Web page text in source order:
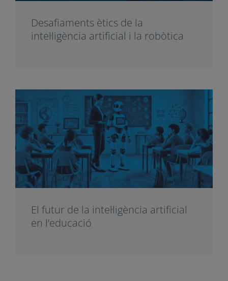
Desafiaments ètics de la
intel·ligència artificial i la robòtica
El futur de la intel·ligència artificial
en l’educació